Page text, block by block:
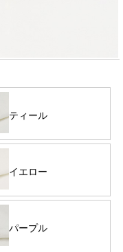
ティール
イエロー
パープル